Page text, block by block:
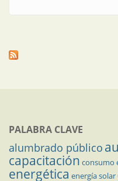
PALABRA CLAVE
alumbrado público
capacitación consumo
energética energía solar